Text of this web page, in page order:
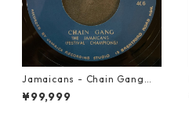
Jamaicans - Chain Gang【7
-21911】
¥99,999